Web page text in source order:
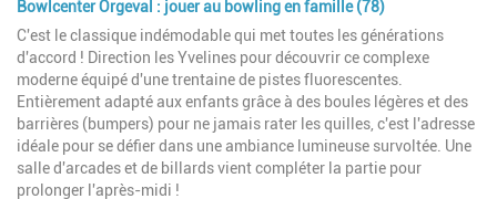
Description
Bowlcenter Orgeval : jouer au bowling en famille (78)
C'est le classique indémodable qui met toutes les générations
d'accord ! Direction les Yvelines pour découvrir ce complexe
moderne équipé d'une trentaine de pistes fluorescentes.
Entièrement adapté aux enfants grâce à des boules légères et des
barrières (bumpers) pour ne jamais rater les quilles, c'est l'adresse
idéale pour se défier dans une ambiance lumineuse survoltée. Une
salle d'arcades et de billards vient compléter la partie pour
prolonger l'après-midi !